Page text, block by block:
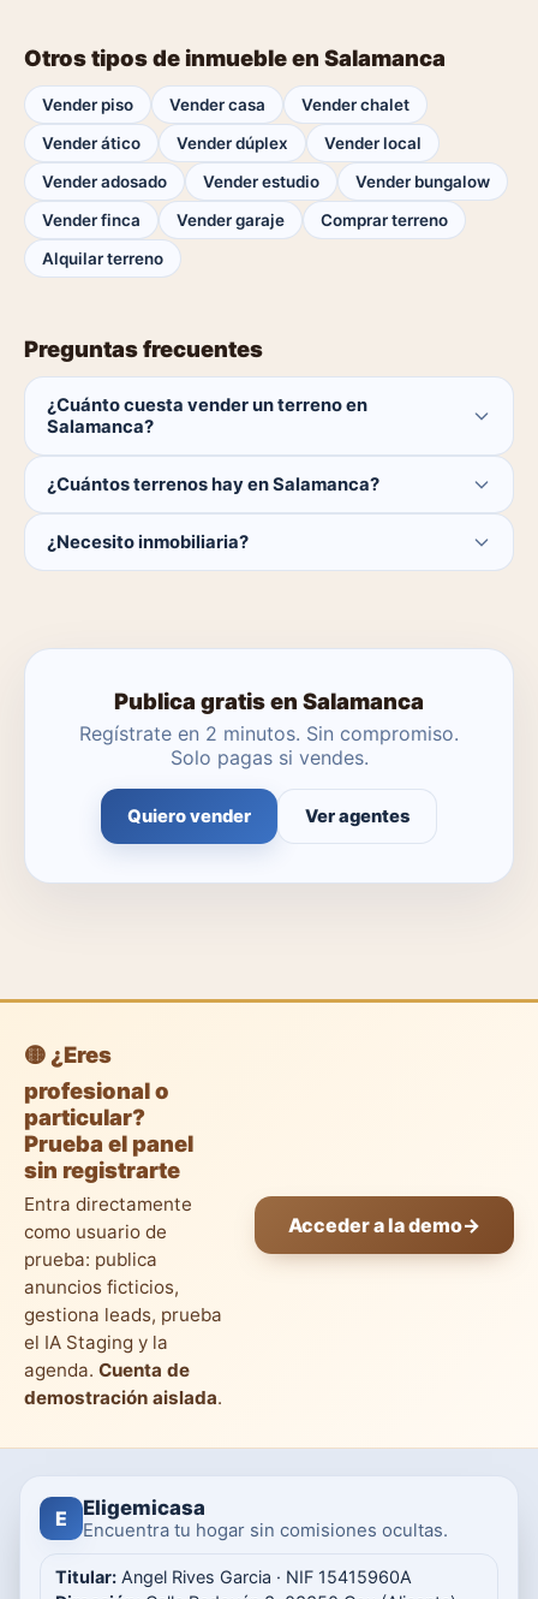
Otros tipos de inmueble en Salamanca
Vender piso Vender casa
Vender chalet
Vender ático
Vender dúplex
Vender local
Vender adosado
Vender estudio
Vender bungalow
Vender finca
Vender garaje
Comprar terreno
Alquilar terreno
Preguntas frecuentes
¿Cuánto cuesta vender un terreno en
Salamanca?
cierra la venta.
¿Cuántos terrenos hay en Salamanca?
El catálogo se actualiza a diario.
¿Necesito inmobiliaria?
Publica gratis en Salamanca
Regístrate en 2 minutos. Sin compromiso.
Solo pagas si vendes.
Quiero vender Ver agentes
🟡 ¿Eres
profesional o
particular?
Prueba el panel
sin registrarte
Entra directamente
como usuario de
prueba: publica
anuncios ficticios,
gestiona leads, prueba
el IA Staging y la
agenda. Cuenta de
demostración aislada.
Acceder a la demo→
E Eligemicasa
Encuentra tu hogar sin comisiones ocultas.
Titular: Angel Rives Garcia · NIF 15415960A